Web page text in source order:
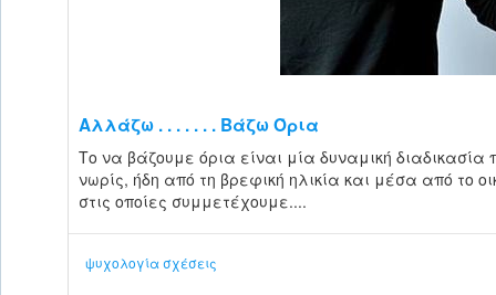
Αλλάζω . . . . . . . Βάζω Όρια
Το να βάζουμε όρια είναι μία δυναμική
νωρίς, ήδη από τη βρεφική ηλικία και μέσα από το
στις οποίες συμμετέχουμε....
ψυχολογίασχέσεις